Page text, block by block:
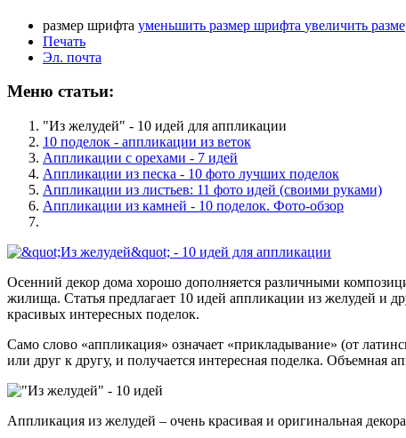
размер шрифта уменьшить размер шрифта увеличить
Печать
Эл. почта
Меню статьи:
"Из желудей" - 10 идей для аппликации
10 поделок - аппликации из веток
Аппликации с орехами - 7 идей
Аппликации из песка - 10 фото лучших поделок
Аппликации из листьев: 11 фото идей (своими руками)
Аппликации из камней - 10 поделок. Фото-обзор
Осенний декор дома хорошо дополняется различными
жилища. Статья предлагает 10 идей аппликации из желудей и
красивых интересных поделок.
Само слово «аппликация» означает «прикладывание» (от
или друг к другу, и получается интересная поделка. Объемная
Аппликация из желудей – очень красивая и оригинальная